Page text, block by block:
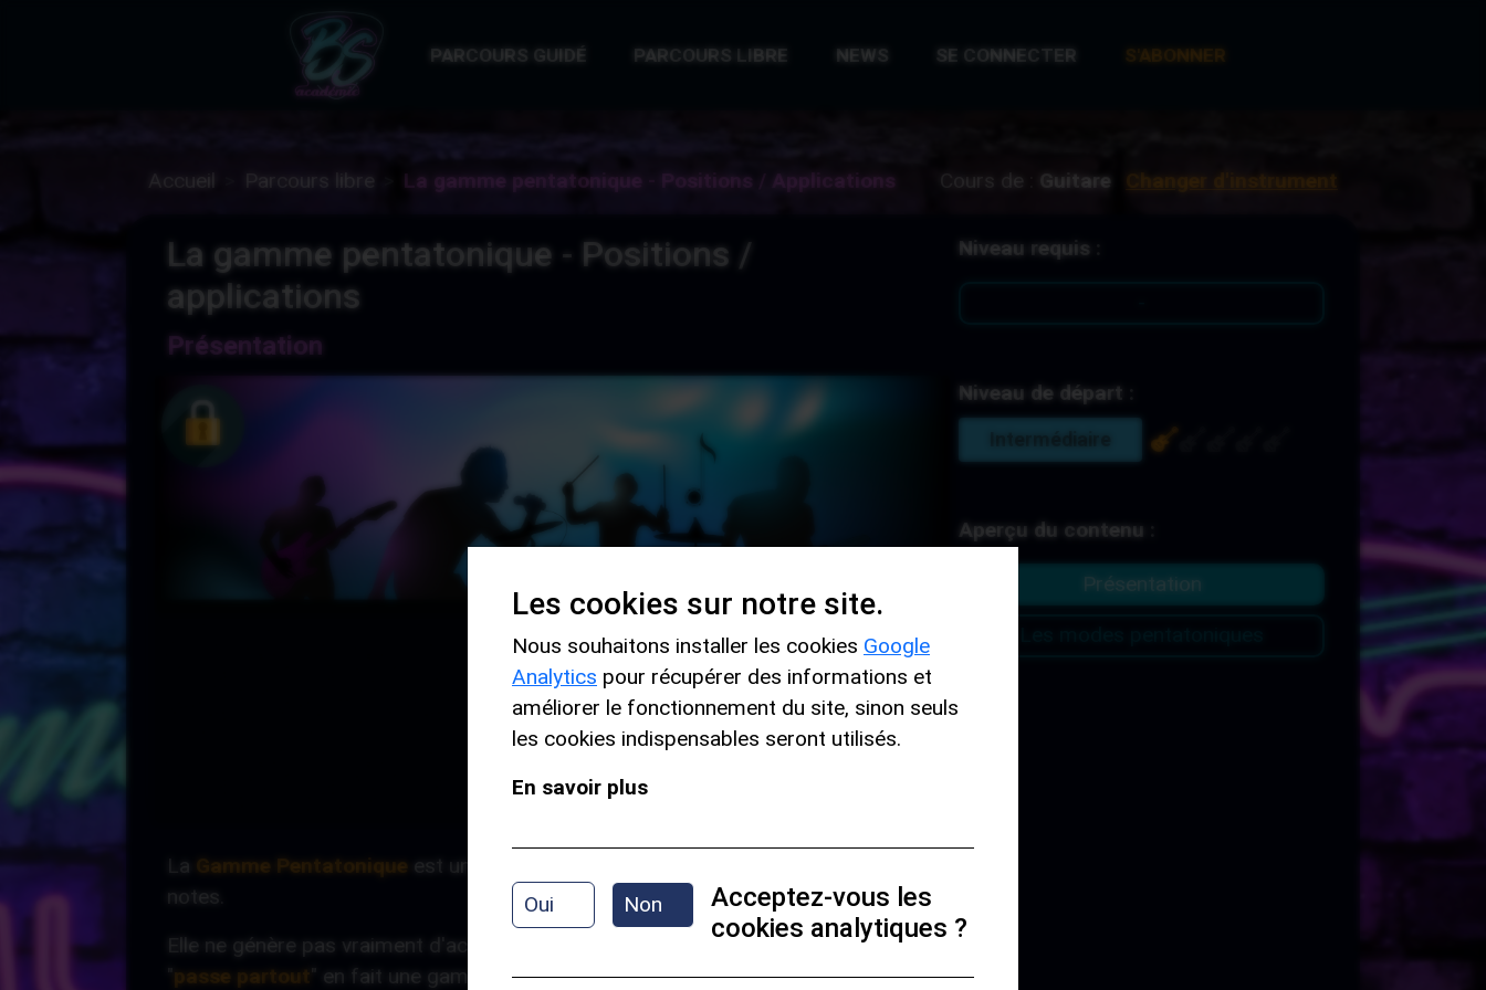
PARCOURS GUIDÉ PARCOURS LIBRE NEWS SE CONNECTER S'ABONNER
Accueil Parcours libre La gamme pentatonique - Positions / Applications Cours de : Guitare Changer d'instrument
La gamme pentatonique - Positions /
applications
Présentation
La Gamme Pentatonique est une gamme hybride constituée seulement de
notes.
Elle ne génère pas vraiment d'accords et sa sonorité si particulière et un peu
passe partout" en fait une gamme très facile à faire sonner.
Niveau requis :
Niveau de départ :
Intermédiaire
Aperçu du contenu :
Présentation
Les cookies sur notre site.
Nous souhaitons installer les cookies Google
Analytics pour récupérer des informations et
améliorer le fonctionnement du site, sinon seuls
les cookies indispensables seront utilisés.
En savoir plus
Oui Non
Acceptez-vous les
cookies analytiques ?